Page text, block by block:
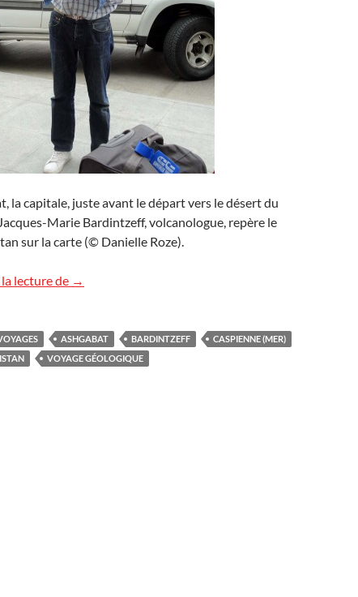
la capitale, juste avant le départ vers le désert du
Marie Bardintzeff, volcanologue, repère le
sur la carte (© Danielle Roze).
lecture de Repérage au Turkménistan
→
ASHGABAT BARDINTZEFF
CASPIENNE (MER)
VOYAGE GÉOLOGIQUE